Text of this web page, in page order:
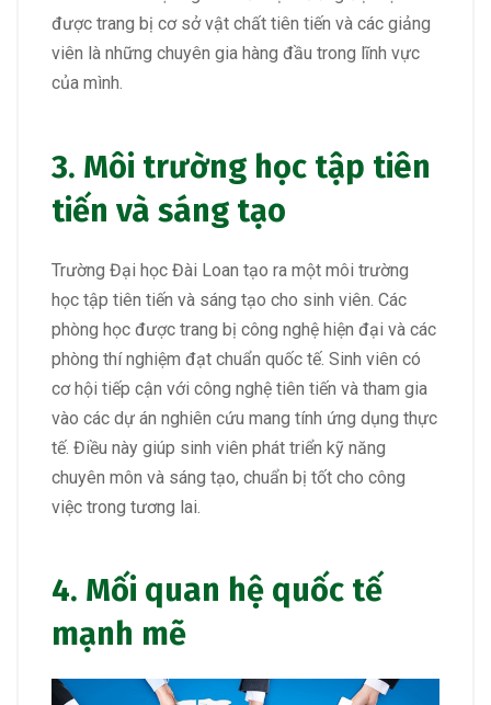
được trang bị cơ sở vật chất tiên tiến và các giảng
viên là những chuyên gia hàng đầu trong lĩnh vực
của mình.
3. Môi trường học tập tiên
tiến và sáng tạo
Trường Đại học Đài Loan tạo ra một môi trường
học tập tiên tiến và sáng tạo cho sinh viên. Các
phòng học được trang bị công nghệ hiện đại và các
phòng thí nghiệm đạt chuẩn quốc tế. Sinh viên có
cơ hội tiếp cận với công nghệ tiên tiến và tham gia
vào các dự án nghiên cứu mang tính ứng dụng thực
tế. Điều này giúp sinh viên phát triển kỹ năng
chuyên môn và sáng tạo, chuẩn bị tốt cho công
việc trong tương lai.
4. Mối quan hệ quốc tế
mạnh mẽ